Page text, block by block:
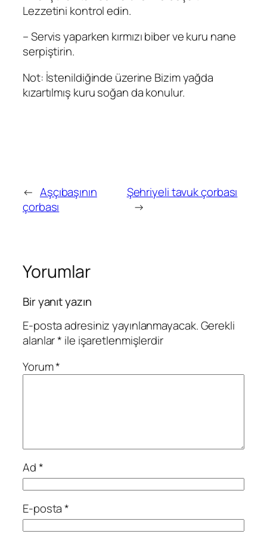
Lezzetini kontrol edin.
– Servis yaparken kırmızı biber ve kuru nane
serpiştirin.
Not: İstenildiğinde üzerine Bizim yağda
kızartılmış kuru soğan da konulur.
← Aşçıbaşının
çorbası
Şehriyeli tavuk çorbası
→
Yorumlar
Bir yanıt yazın
E-posta adresiniz yayınlanmayacak.Gerekli
alanlar* ile işaretlenmişlerdir
Yorum*
Ad*
E-posta*